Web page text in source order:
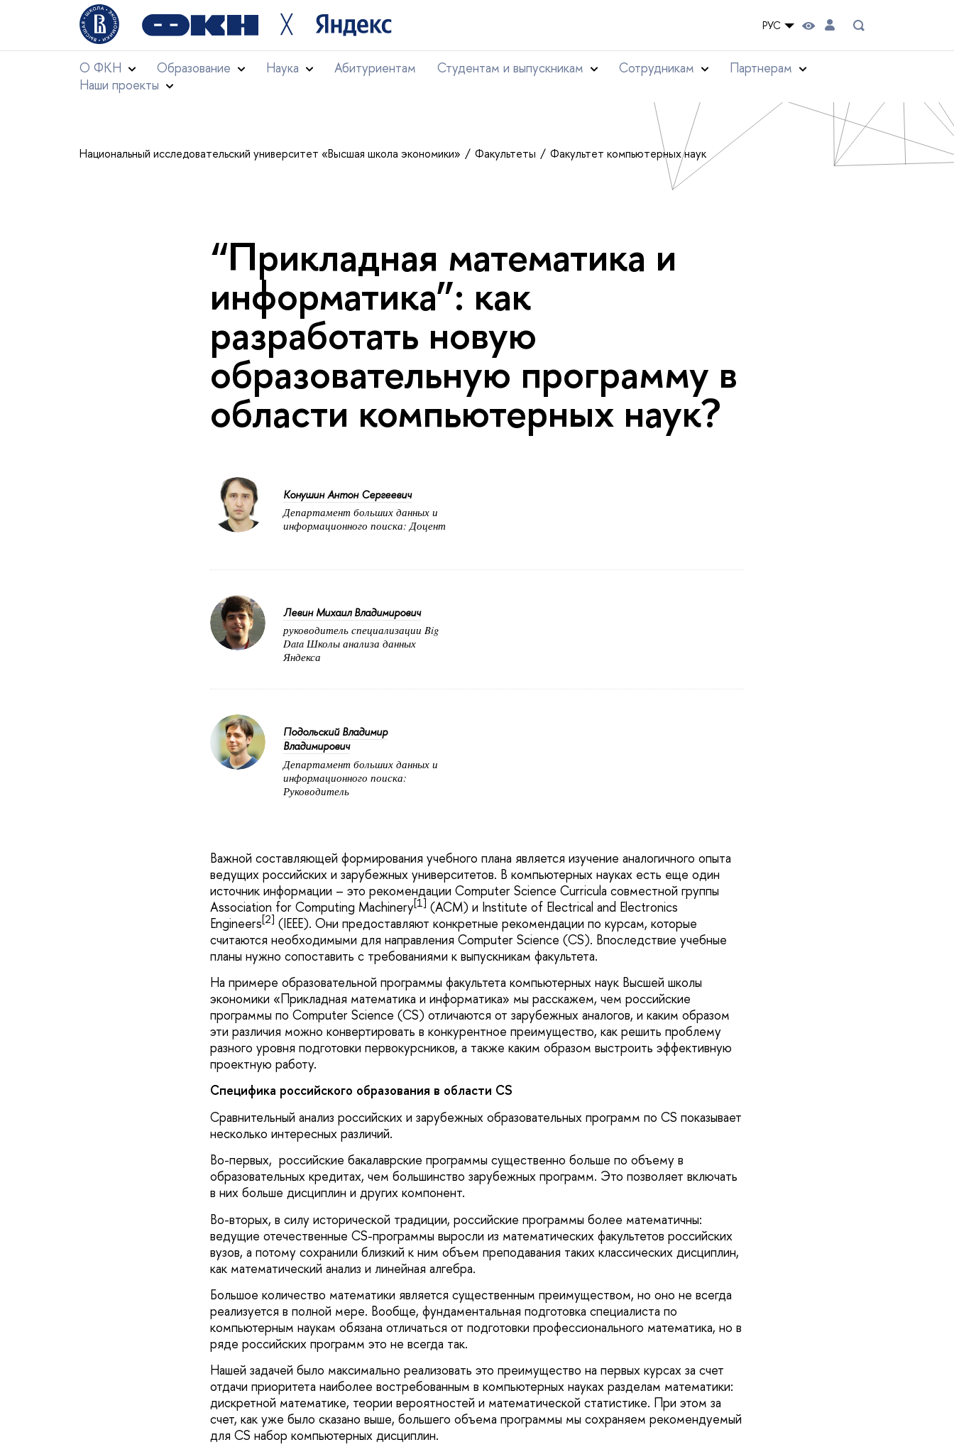
╳ РУС
О ФКН Образование Наука Абитуриентам Студентам и выпускникам Сотрудникам
Партнерам
Наши проекты
Национальный исследовательский университет «Высшая школа экономики» Факультеты Факультет компьютерных наук
“Прикладная математика и
информатика”: как
разработать новую
образовательную программу в
области компьютерных наук?
Конушин Антон Сергеевич
Департамент больших данных и
информационного поиска: Доцент
Левин Михаил Владимирович
руководитель специализации Big
Data Школы анализа данных
Яндекса
Подольский Владимир
Владимирович
Департамент больших данных и
информационного поиска:
Руководитель
Важной составляющей формирования учебного плана является изучение аналогичного опыта
ведущих российских и зарубежных университетов. В компьютерных науках есть еще один
источник информации – это рекомендации Computer Science Curricula совместной группы
Association for Computing Machinery[1] (ACM) и Institute of Electrical and Electronics
Engineers[2] (IEEE). Они предоставляют конкретные рекомендации по курсам, которые
считаются необходимыми для направления Computer Science (CS). Впоследствие учебные
планы нужно сопоставить с требованиями к выпускникам факультета.
На примере образовательной программы факультета компьютерных наук Высшей школы
экономики «Прикладная математика и информатика» мы расскажем, чем российские
программы по Computer Science (CS) отличаются от зарубежных аналогов, и каким образом
эти различия можно конвертировать в конкурентное преимущество, как решить проблему
разного уровня подготовки первокурсников, а также каким образом выстроить эффективную
проектную работу.
Специфика российского образования в области CS
Сравнительный анализ российских и зарубежных образовательных программ по CS показывает
несколько интересных различий.
Во-первых, российские бакалаврские программы существенно больше по объему в
образовательных кредитах, чем большинство зарубежных программ. Это позволяет включать
в них больше дисциплин и других компонент.
Во-вторых, в силу исторической традиции, российские программы более математичны:
ведущие отечественные CS-программы выросли из математических факультетов российских
вузов, а потому сохранили близкий к ним объем преподавания таких классических дисциплин,
как математический анализ и линейная алгебра.
Большое количество математики является существенным преимуществом, но оно не всегда
реализуется в полной мере. Вообще, фундаментальная подготовка специалиста по
компьютерным наукам обязана отличаться от подготовки профессионального математика, но в
ряде российских программ это не всегда так.
Нашей задачей было максимально реализовать это преимущество на первых курсах за счет
отдачи приоритета наиболее востребованным в компьютерных науках разделам математики:
дискретной математике, теории вероятностей и математической статистике. При этом за
счет, как уже было сказано выше, большего объема программы мы сохраняем рекомендуемый
для СS набор компьютерных дисциплин.